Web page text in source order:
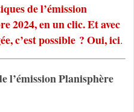
de l’émission
2024, en un clic. Et avec
c’est possible ? Oui, ici.
l’émission Planisphère